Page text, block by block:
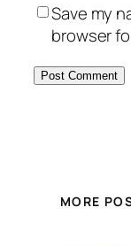
Save my
browser
MORE